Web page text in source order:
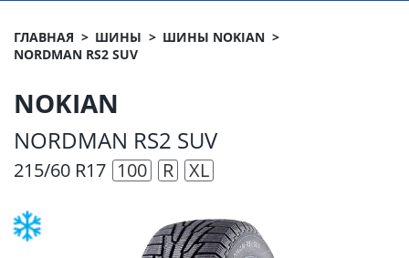
ГЛАВНАЯ ШИНЫ
ШИНЫ NOKIAN
NORDMAN RS2 SUV
NOKIAN
NORDMAN RS2 SUV
215/60 R17 100 R XL